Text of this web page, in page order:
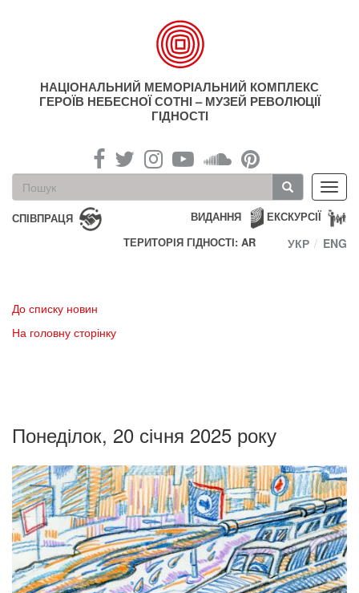
НАЦІОНАЛЬНИЙ МЕМОРІАЛЬНИЙ КОМПЛЕКС
ГЕРОЇВ НЕБЕСНОЇ СОТНІ – МУЗЕЙ РЕВОЛЮЦІЇ
ГІДНОСТІ
Пошукова
форма
Пошук
СПІВПРАЦЯ ЕКСКУРСІЇ
ВИДАННЯ
ТЕРИТОРІЯ ГІДНОСТІ: AR
УКР ENG
До списку новин
На головну сторінку
Понеділок, 20 січня 2025 року